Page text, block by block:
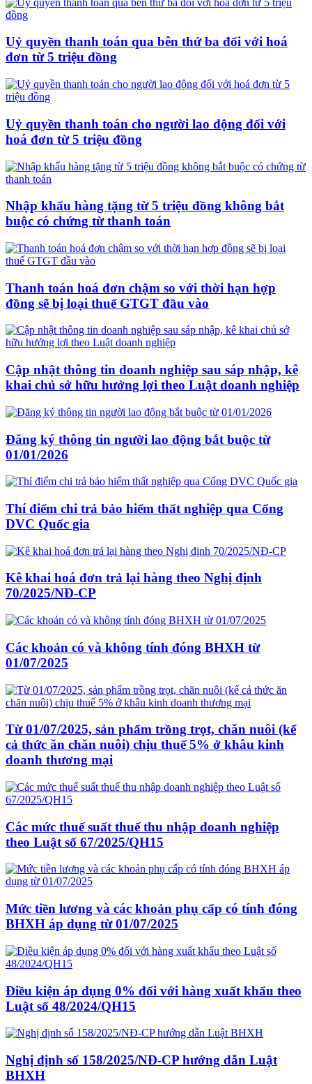
Uỷ quyền thanh toán qua bên thứ ba đối với hoá
đơn từ 5 triệu đồng
Uỷ quyền thanh toán cho người lao động đối với
hoá đơn từ 5 triệu đồng
Nhập khẩu hàng tặng từ 5 triệu đồng không bắt
buộc có chứng từ thanh toán
Thanh toán hoá đơn chậm so với thời hạn hợp
đồng sẽ bị loại thuế GTGT đầu vào
Cập nhật thông tin doanh nghiệp sau sáp nhập, kê
khai chủ sở hữu hưởng lợi theo Luật doanh nghiệp
Đăng ký thông tin người lao động bắt buộc từ
01/01/2026
Thí điểm chi trả bảo hiểm thất nghiệp qua Cổng
DVC Quốc gia
Kê khai hoá đơn trả lại hàng theo Nghị định
70/2025/NĐ-CP
Các khoản có và không tính đóng BHXH từ
01/07/2025
Từ 01/07/2025, sản phẩm trồng trọt, chăn nuôi (kể
cả thức ăn chăn nuôi) chịu thuế 5% ở khâu kinh
doanh thương mại
Các mức thuế suất thuế thu nhập doanh nghiệp
theo Luật số 67/2025/QH15
Mức tiền lương và các khoản phụ cấp có tính đóng
BHXH áp dụng từ 01/07/2025
Điều kiện áp dụng 0% đối với hàng xuất khẩu theo
Luật số 48/2024/QH15
Nghị định số 158/2025/NĐ-CP hướng dẫn Luật
BHXH